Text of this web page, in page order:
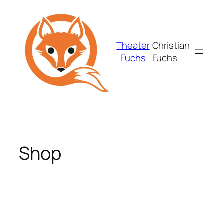
springen
Theater
Fuchs
Christian
Fuchs
Shop